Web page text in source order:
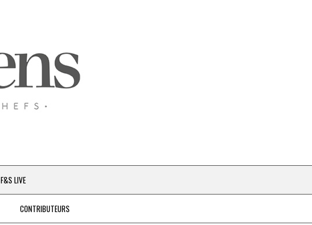
F&S LIVE
CONTRIBUTEURS